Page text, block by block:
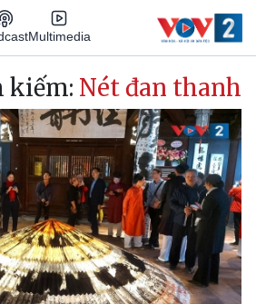
Multimedia
kiếm: Nét đan thanh